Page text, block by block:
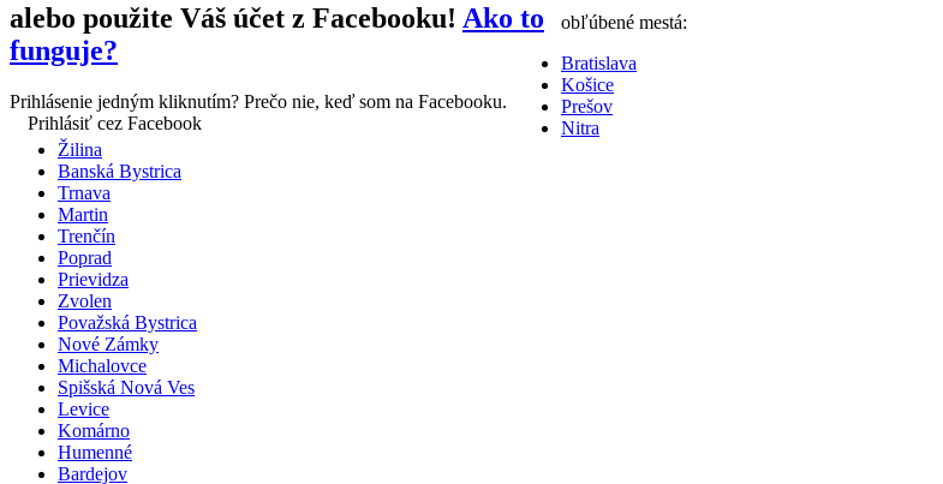
alebo použite Váš účet z Facebooku! Ako to
funguje?
Prihlásenie jedným kliknutím? Prečo nie, keď som na Facebooku.
Prihlásiť cez Facebook
obľúbené mestá:
Bratislava
Košice
Prešov
Nitra
Žilina
Banská Bystrica
Trnava
Martin
Trenčín
Poprad
Prievidza
Zvolen
Považská Bystrica
Nové Zámky
Michalovce
Spišská Nová Ves
Levice
Komárno
Humenné
Bardejov